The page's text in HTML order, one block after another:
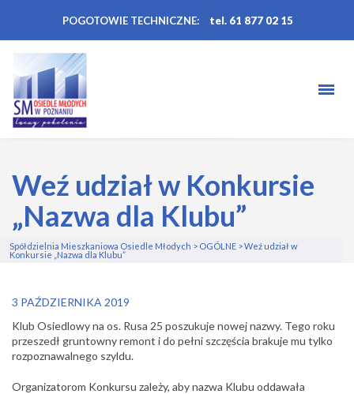
POGOTOWIE TECHNICZNE: tel. 61 877 02 15
Weź udział w Konkursie
„Nazwa dla Klubu”
Spółdzielnia Mieszkaniowa Osiedle Młodych > OGÓLNE >Weź udział w
Konkursie „Nazwa dla Klubu”
3 PAŹDZIERNIKA 2019
Klub Osiedlowy na os. Rusa 25 poszukuje nowej nazwy. Tego roku
przeszedł gruntowny remont i do pełni szczęścia brakuje mu tylko
rozpoznawalnego szyldu.
Organizatorom Konkursu zależy, aby nazwa Klubu oddawała